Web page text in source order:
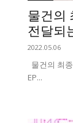
물건의
전달되
2022.05.06
물건의 최
EP...